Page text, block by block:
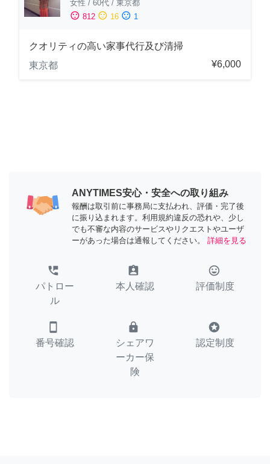
女性 / 60代 / 東京都
sentiment_satisfied 812 sentiment_neutral 16 sentiment_dissatisfied 1
クオリティの高い家事代行及び清掃
東京都
¥6,000
ANYTIMES安心・安全への取り組み
報酬は取引前に事務局に支払われ、評価・完了後
に振り込まれます。利用規約違反の恐れや、少し
でも不審な内容のサービスやリクエストやユーザ
ーがあった場合は通報してください。
詳細を見る
perm_phone_msg
パトロー
ル
assignment_ind
本人確認
tag_faces
評価制度
smartphone
番号確認
lock
シェアワ
ーカー保
険
stars
認定制度